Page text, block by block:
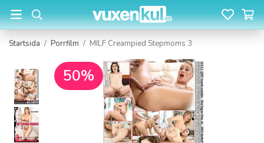
Startsida / Porrfilm / MILF Creampied Stepmoms 3
50%